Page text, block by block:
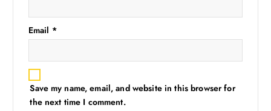
Email *
Save my name, email, and website in this browser for
the next time I comment.